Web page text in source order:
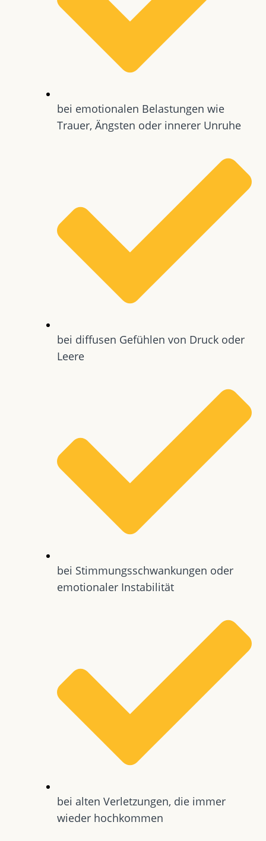
bei emotionalen Belastungen wie
Trauer, Ängsten oder innerer Unruhe
bei diffusen Gefühlen von Druck oder
Leere
bei Stimmungsschwankungen oder
emotionaler Instabilität
bei alten Verletzungen, die immer
wieder hochkommen